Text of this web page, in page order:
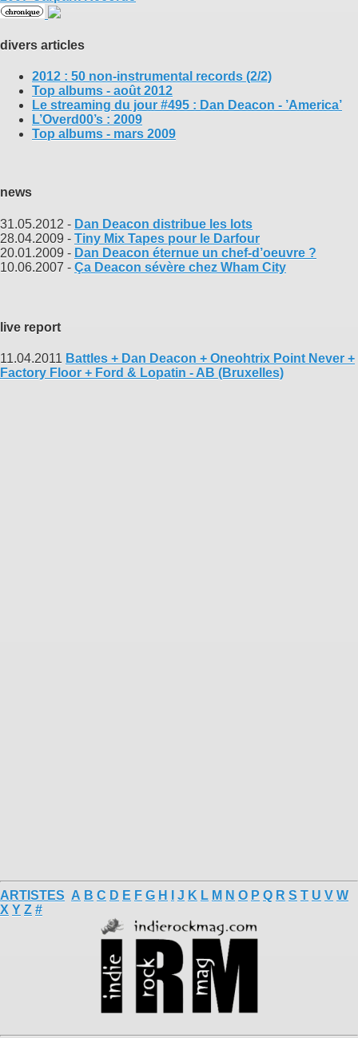
divers articles
2012 : 50 non-instrumental records (2/2)
Top albums - août 2012
Le streaming du jour #495 : Dan Deacon - ’America’
L’Overd00’s : 2009
Top albums - mars 2009
news
31.05.2012 - Dan Deacon distribue les lots
28.04.2009 - Tiny Mix Tapes pour le Darfour
20.01.2009 - Dan Deacon éternue un chef-d’oeuvre ?
10.06.2007 - Ça Deacon sévère chez Wham City
live report
11.04.2011 Battles + Dan Deacon + Oneohtrix Point Never +
Factory Floor + Ford & Lopatin - AB (Bruxelles)
ARTISTES A B C D E F G H J K L M N O P Q R S T U V W
X Y Z #